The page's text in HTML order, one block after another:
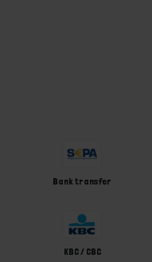
Bank transfer
KBC / CBC